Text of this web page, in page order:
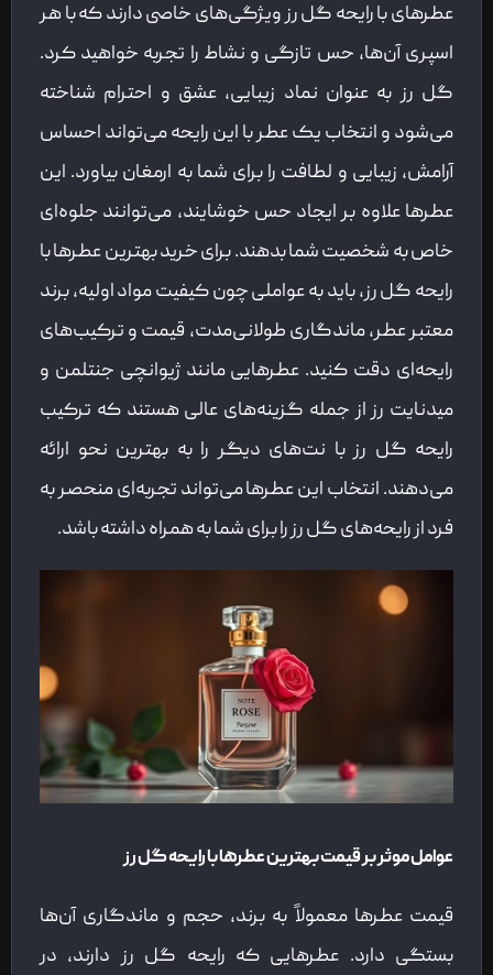
عطرهای با رایحه گل رز ویژگی‌های خاصی دارند که با هر
اسپری آن‌ها، حس تازگی و نشاط را تجربه خواهید کرد.
گل رز به عنوان نماد زیبایی، عشق و احترام شناخته
می‌شود و انتخاب یک عطر با این رایحه می‌تواند احساس
آرامش، زیبایی و لطافت را برای شما به ارمغان بیاورد. این
عطرها علاوه بر ایجاد حس خوشایند، می‌توانند جلوه‌ای
خاص به شخصیت شما بدهند. برای خرید بهترین عطرها با
رایحه گل رز، باید به عواملی چون کیفیت مواد اولیه، برند
معتبر عطر، ماندگاری طولانی‌مدت، قیمت و ترکیب‌های
رایحه‌ای دقت کنید. عطرهایی مانند ژیوانچی جنتلمن و
میدنایت رز از جمله گزینه‌های عالی هستند که ترکیب
رایحه گل رز با نت‌های دیگر را به بهترین نحو ارائه
می‌دهند. انتخاب این عطرها می‌تواند تجربه‌ای منحصر به
فرد از رایحه‌های گل رز را برای شما به همراه داشته باشد.
عوامل موثر بر قیمت بهترین عطرها با رایحه گل رز
قیمت عطرها معمولاً به برند، حجم و ماندگاری آن‌ها
بستگی دارد. عطرهایی که رایحه گل رز دارند، در